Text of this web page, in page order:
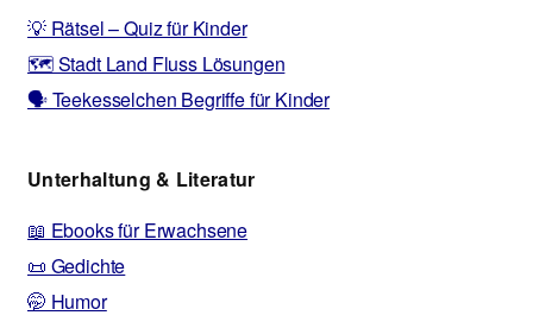
💡 Rätsel – Quiz für Kinder
🗺️ Stadt Land Fluss Lösungen
🗣️ Teekesselchen Begriffe für Kinder
Unterhaltung & Literatur
📖 Ebooks für Erwachsene
📜 Gedichte
🤭 Humor